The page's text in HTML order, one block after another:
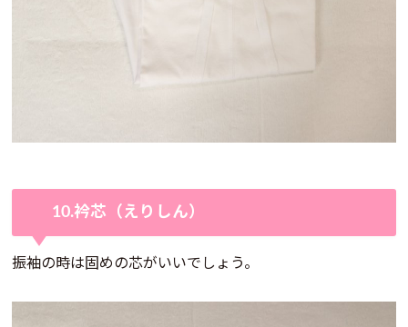
10.衿芯（えりしん）
振袖の時は固めの芯がいいでしょう。